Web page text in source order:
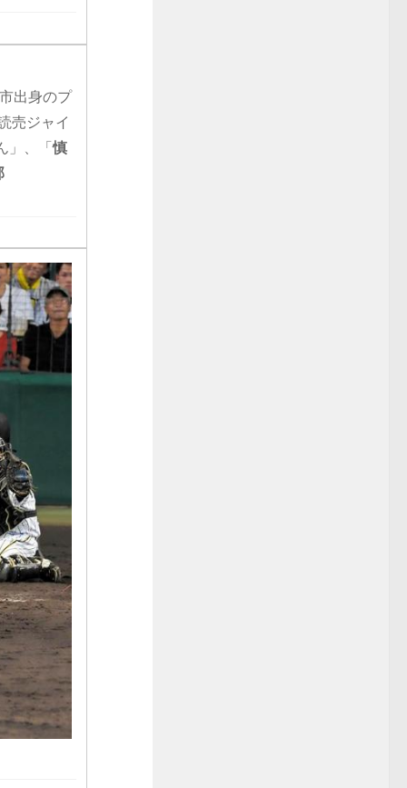
出身のプ
売ジャイ
」、「慎